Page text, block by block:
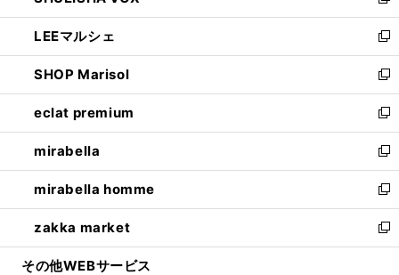
開
く
ウ
で
開
く
ン
ド
ウ
で
開
く
ウ
ィ
ン
ド
ウ
で
開
く
し
い
ウ
ィ
ン
ド
ウ
で
開
く
LEEマルシェ
新
し
い
ウ
ィ
ン
ド
ウ
で
開
く
SHOP Marisol
新
し
い
ウ
ィ
ン
ド
ウ
で
開
eclat premium
新
し
い
ウ
ィ
ン
ド
ウ
mirabella
新
し
い
ウ
ィ
ン
mirabella homme
新
し
い
ウ
zakka market
新
し
その他WEBサービス